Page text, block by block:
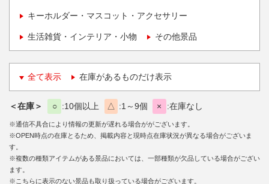
キーホルダー・マスコット・アクセサリー
生活雑貨・インテリア・小物 その他景品
全て表示 在庫があるものだけ表示
＜在庫＞ ○ 10個以上 △ 1～9個 × 在庫なし
※通信不具合により情報の更新が遅れる場合ががございます。
※OPEN時点の在庫とるため、掲載内容と現時点在庫状況が異なる場合がございま
す。
※複数の種類アイテムがある景品においては、一部種類が欠品している場合がござい
ます。
※こちらに表示のない景品も取り扱っている場合がございます。